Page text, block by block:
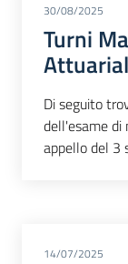
30/08/2025
Turni
Di seguito
dell'esame di
appello del 3
14/07/2025